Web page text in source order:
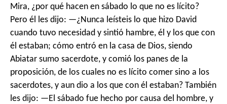
Mira, ¿por qué hacen en sábado lo que no es lícito?
Pero él les dijo: —¿Nunca leísteis lo que hizo David
cuando tuvo necesidad y sintió hambre, él y los que con
él estaban; cómo entró en la casa de Dios, siendo
Abiatar sumo sacerdote, y comió los panes de la
proposición, de los cuales no es lícito comer sino a los
sacerdotes, y aun dio a los que con él estaban? También
les dijo: —El sábado fue hecho por causa del hombre, y